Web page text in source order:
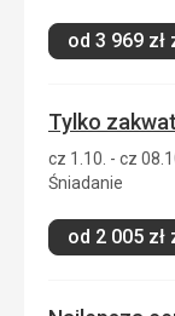
od 3 969 zł
Tylko
cz 1.10. - cz
Śniadanie
od 2 005 zł